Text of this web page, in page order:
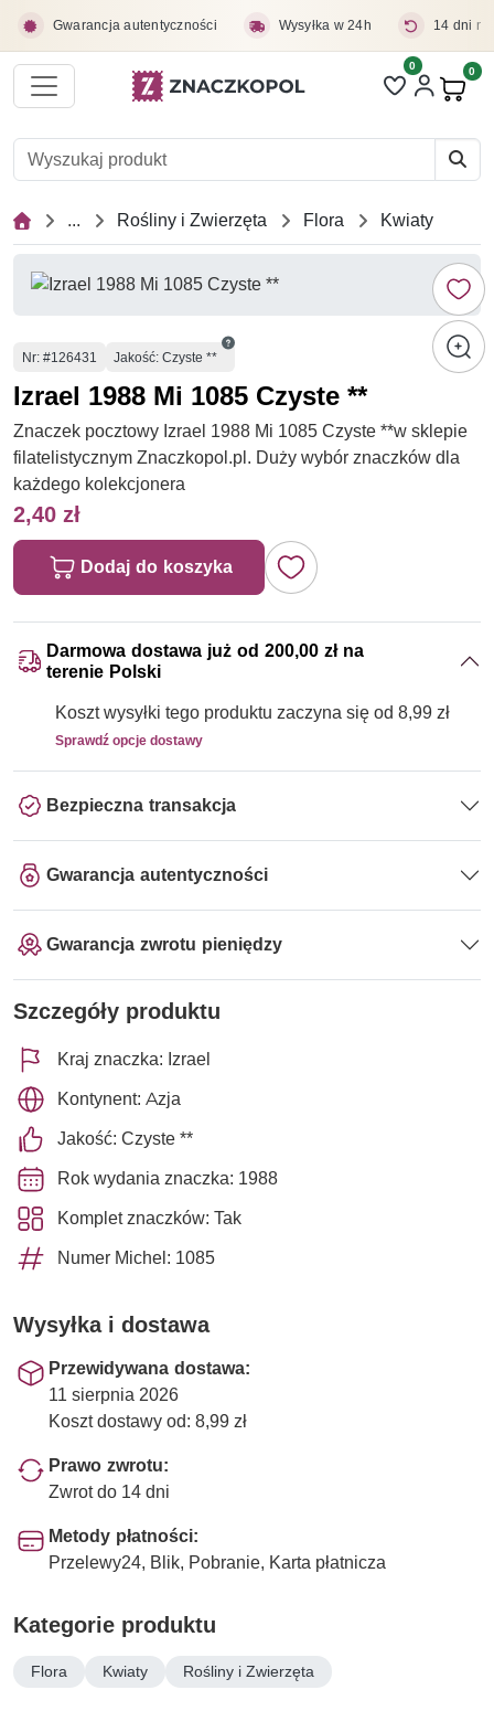
Gwarancja autentyczności Wysyłka w 24h 14 dni
Liczba pozycji
0 0
... Rośliny i Zwierzęta Flora Kwiaty
Numer
Nr: #126431 Jakość: Czyste **
Izrael 1988 Mi 1085 Czyste **
Znaczek pocztowy Izrael 1988 Mi 1085 Czyste **w sklepie
filatelistycznym Znaczkopol.pl. Duży wybór znaczków dla
każdego kolekcjonera
2,40 zł
Dodaj do koszyka
Darmowa dostawa już od 200,00 zł na
terenie Polski
Koszt wysyłki tego produktu zaczyna się od 8,99 zł
Sprawdź opcje dostawy
Bezpieczna transakcja
Gwarancja autentyczności
Gwarancja zwrotu pieniędzy
Szczegóły produktu
Kraj znaczka: Izrael
Kontynent: Azja
Jakość: Czyste **
Rok wydania znaczka: 1988
Komplet znaczków: Tak
Numer Michel: 1085
Wysyłka i dostawa
Przewidywana dostawa:
11 sierpnia 2026
Koszt dostawy od: 8,99 zł
Prawo zwrotu:
Zwrot do 14 dni
Metody płatności:
Przelewy24, Blik, Pobranie, Karta płatnicza
Kategorie produktu
Flora Kwiaty Rośliny i Zwierzęta